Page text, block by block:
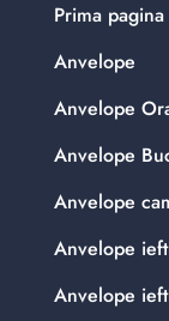
Prima pagina
Anvelope
Anvelope
Anvelope
Anvelope
Anvelope
Anvelope